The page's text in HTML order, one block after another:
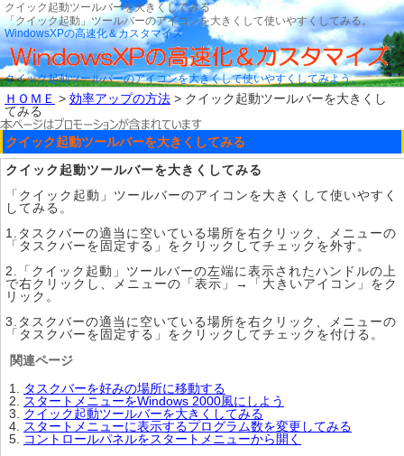
クイック起動ツールバーを大きくしてみる
「クイック起動」ツールバーのアイコンを大きくして使いやすくしてみる。
WindowsXPの高速化＆カスタマイズ
クイック起動ツールバーのアイコンを大きくして使いやすくしてみよう。
ＨＯＭＥ > 効率アップの方法 > クイック起動ツールバーを大きくし
てみる
クイック起動ツールバーを大きくしてみる
クイック起動ツールバーを大きくしてみる
「クイック起動」ツールバーのアイコンを大きくして使いやすく
してみる。
1.タスクバーの適当に空いている場所を右クリック、メニューの
「タスクバーを固定する」をクリックしてチェックを外す。
2.「クイック起動」ツールバーの左端に表示されたハンドルの上
で右クリックし、メニューの「表示」→「大きいアイコン」をク
リック。
3.タスクバーの適当に空いている場所を右クリック、メニューの
「タスクバーを固定する」をクリックしてチェックを付ける。
関連ページ
タスクバーを好みの場所に移動する
スタートメニューをWindows 2000風にしよう
クイック起動ツールバーを大きくしてみる
スタートメニューに表示するプログラム数を変更してみる
コントロールパネルをスタートメニューから開く